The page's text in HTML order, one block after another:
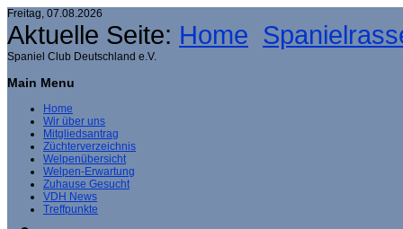
Freitag, 07.08.2026
Aktuelle Seite: Home
Spaniel Club Deutschland e.V.
Main Menu
Home
Wir über uns
Mitgliedsantrag
Züchterverzeichnis
Welpenübersicht
Welpen-Erwartung
Zuhause Gesucht
VDH News
Treffpunkte